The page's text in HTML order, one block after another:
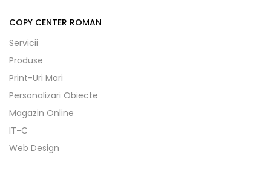
COPY CENTER ROMAN
Servicii
Produse
Print-Uri Mari
Personalizari Obiecte
Magazin Online
IT-C
Web Design